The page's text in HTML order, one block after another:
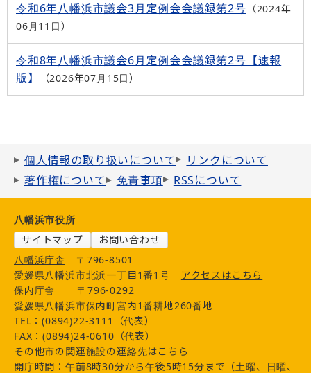
令和6年八幡浜市議会3月定例会会議録第2号
2024年
06月11日
令和8年八幡浜市議会6月定例会会議録第2号【速報
版】
2026年07月15日
個人情報の取り扱いについて
リンクについて
著作権について
免責事項 RSSについて
八幡浜市役所
サイトマップ
お問い合わせ
八幡浜庁舎
〒796-8501
愛媛県八幡浜市北浜一丁目1番1号
アクセスはこちら
保内庁舎
〒796-0292
愛媛県八幡浜市保内町宮内1番耕地260番地
TEL：(0894)22-3111（代表）
FAX：(0894)24-0610（代表）
その他市の関連施設の連絡先はこちら
開庁時間：午前8時30分から午後5時15分まで（土曜、日曜、